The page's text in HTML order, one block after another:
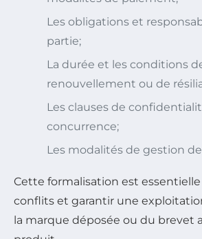
Les obligations et
partie;
La durée et les conditions
renouvellement ou de
Les clauses de
concurrence;
Les modalités de gestion
Cette formalisation est
conflits et garantir une
la marque déposée ou du brevet